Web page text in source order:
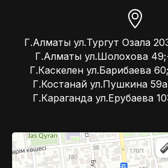
Г.Алматы ул.Тургут Озала
Г.Алматы ул.Шолохова
Г.Каскелен ул.Барибаева
Г.Костанай ул.Пушкина
Г.Караганда ул.Ерубаева
Kompressor
Компрессоры и компрессорное
Системы вентиляции в Алматы